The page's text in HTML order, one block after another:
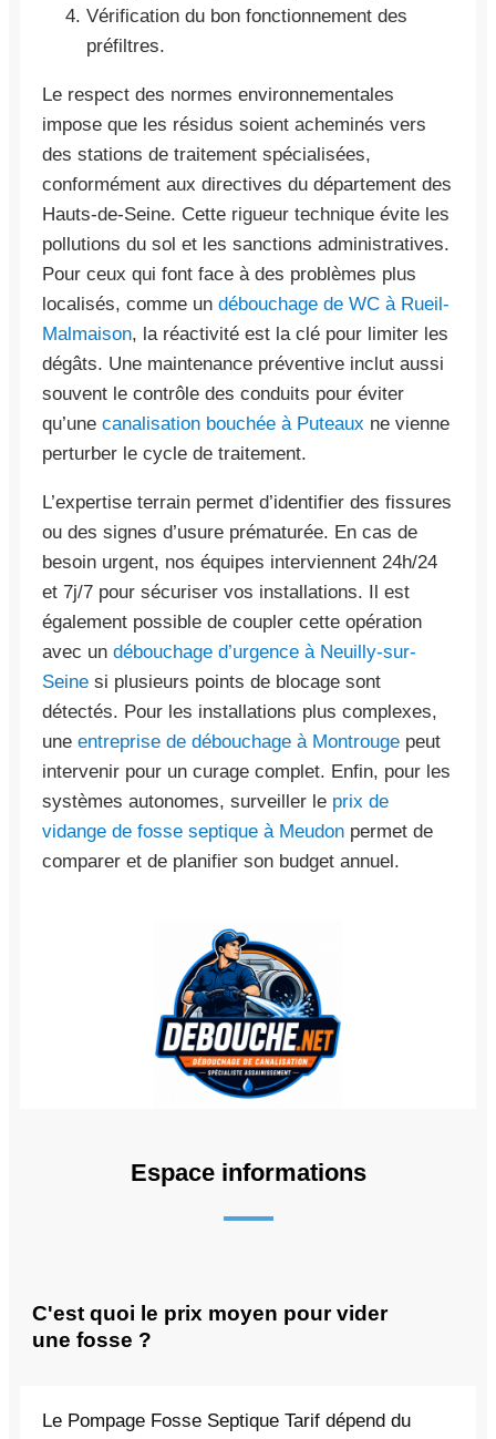
Vérification du bon fonctionnement des
préfiltres.
Le respect des normes environnementales
impose que les résidus soient acheminés vers
des stations de traitement spécialisées,
conformément aux directives du département des
Hauts-de-Seine. Cette rigueur technique évite les
pollutions du sol et les sanctions administratives.
Pour ceux qui font face à des problèmes plus
localisés, comme un débouchage de WC à Rueil-
Malmaison, la réactivité est la clé pour limiter les
dégâts. Une maintenance préventive inclut aussi
souvent le contrôle des conduits pour éviter
qu’une canalisation bouchée à Puteaux ne vienne
perturber le cycle de traitement.
L’expertise terrain permet d’identifier des fissures
ou des signes d’usure prématurée. En cas de
besoin urgent, nos équipes interviennent 24h/24
et 7j/7 pour sécuriser vos installations. Il est
également possible de coupler cette opération
avec un débouchage d’urgence à Neuilly-sur-
Seine si plusieurs points de blocage sont
détectés. Pour les installations plus complexes,
une entreprise de débouchage à Montrouge peut
intervenir pour un curage complet. Enfin, pour les
systèmes autonomes, surveiller le prix de
vidange de fosse septique à Meudon permet de
comparer et de planifier son budget annuel.
Espace informations
C'est quoi le prix moyen pour vider
une fosse ?
Le Pompage Fosse Septique Tarif dépend du